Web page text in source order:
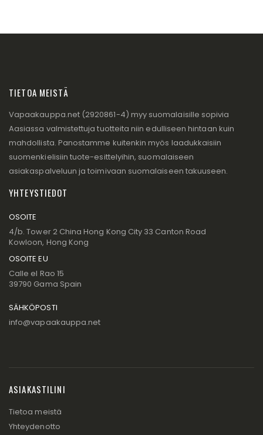
TIETOA MEISTÄ
Vapaakauppa.net (2920861-4) myy suomalaisille sopivia
Aasiassa valmistettuja tuotteita niin edulliseen hintaan kuin
mahdollista. Panostamme kuitenkin myös laadukkaisiin
suomenkielisiin tuote-esittelyihin, suomalaiseen
asiakaspalveluun ja toimivaan suomalaiseen takuuseen.
YHTEYSTIEDOT
OSOITE
4/b. Tower 2 China Hong Kong City 33 Canton Road
Kowloon, Hong Kong
OSOITE EU
Calle el Rao 15
39790 Gama Spain
SÄHKÖPOSTI
info@vapaakauppa.net
ASIAKASTILINI
Tietoa meistä
Yhteydenotto